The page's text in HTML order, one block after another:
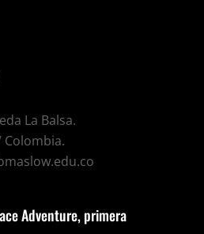
La Balsa.
Colombia.
Adventure, primera